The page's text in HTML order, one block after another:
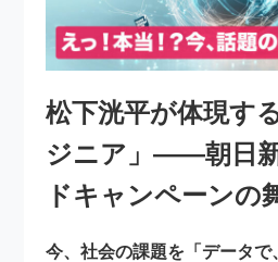
松下洸平が体現す
ジニア」――朝日
ドキャンペーンの
今、社会の課題を「データ